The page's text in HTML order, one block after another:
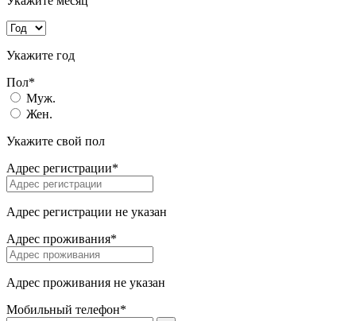
Укажите год
Пол*
Муж.
Жен.
Укажите свой пол
Адрес регистрации*
Адрес регистрации не указан
Адрес проживания*
Адрес проживания не указан
Мобильный телефон*